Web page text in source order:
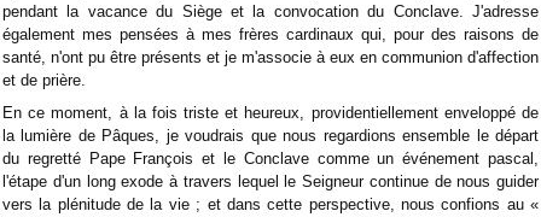
pendant la vacance du Siège et la convocation du Conclave. J'adresse
également mes pensées à mes frères cardinaux qui, pour des raisons de
santé, n'ont pu être présents et je m'associe à eux en communion d'affection
et de prière.
En ce moment, à la fois triste et heureux, providentiellement enveloppé de
la lumière de Pâques, je voudrais que nous regardions ensemble le départ
du regretté Pape François et le Conclave comme un événement pascal,
l'étape d'un long exode à travers lequel le Seigneur continue de nous guider
vers la plénitude de la vie ; et dans cette perspective, nous confions au «